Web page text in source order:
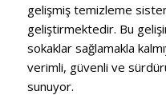
gelişmiş temizleme
geliştirmektedir. Bu
sokaklar sağlamakla
verimli, güvenli ve
sunuyor.